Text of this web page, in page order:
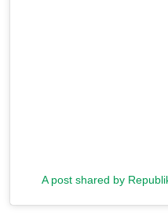
A post shared by